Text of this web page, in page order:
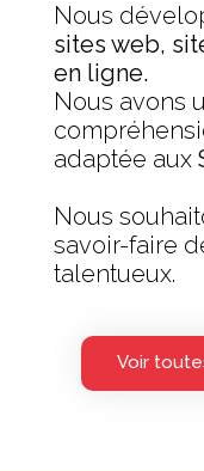
Nous
sites web,
en ligne.
Nous avons
adaptée aux
Nous
savoir-faire
talentueux.
Voir